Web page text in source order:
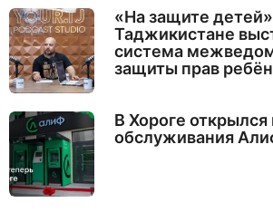
«На защите
Таджикистане
система
защиты прав
В Хороге
обслуживания